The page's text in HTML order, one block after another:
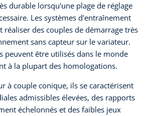
durable lorsqu'une plage de réglage
Les systèmes d'entraînement
réaliser des couples de démarrage très
sans capteur sur le variateur.
peuvent être utilisés dans le monde
à la plupart des homologations.
à couple conique, ils se caractérisent
admissibles élevées, des rapports
échelonnés et des faibles jeux